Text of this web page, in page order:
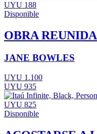
UYU 188
Disponible
OBRA REUNIDA
JANE BOWLES
UYU 1.100
UYU 935
UYU 825
Disponible